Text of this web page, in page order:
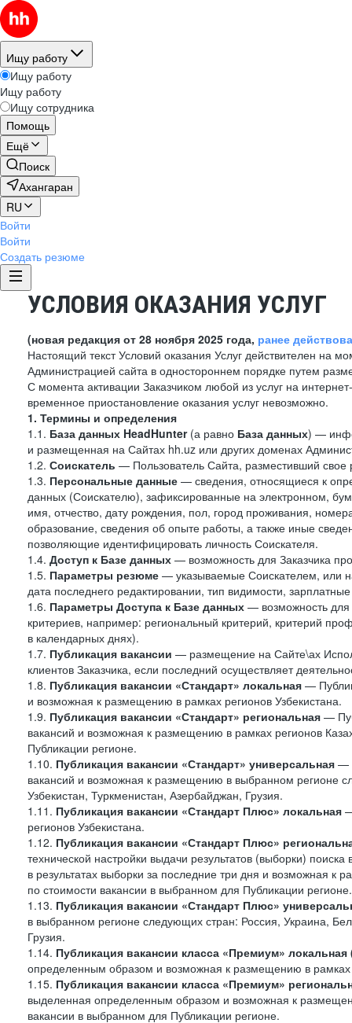
Ищу работу
Ищу работу
Ищу работу
Ищу сотрудника
Помощь
Ещё
Поиск
Ахангаран
RU
Войти
Войти
Создать резюме
УСЛОВИЯ ОКАЗАНИЯ УСЛУГ
(новая редакция от 28 ноября 2025 года, ранее
Настоящий текст Условий оказания Услуг действителен на
Администрацией сайта в одностороннем порядке путем
С момента активации Заказчиком любой из услуг на
временное приостановление оказания услуг невозможно.
1. Термины и определения
1.1. База данных HeadHunter(а равно База данных) —
и размещенная на Сайтах hh.uz или других доменах
1.2. Соискатель — Пользователь Сайта, разместивший
1.3. Персональные данные — сведения, относящиеся к
данных (Соискателю), зафиксированные на электронном,
имя, отчество, дату рождения, пол, город проживания,
образование, сведения об опыте работы, а также иные
позволяющие идентифицировать личность Соискателя.
1.4. Доступ к Базе данных — возможность для Заказчика
1.5. Параметры резюме — указываемые Соискателем, или
дата последнего редактировании, тип видимости,
1.6. Параметры Доступа к Базе данных — возможность
критериев, например: региональный критерий, критерий
в календарных днях).
1.7. Публикация вакансии — размещение на Сайте\ах
клиентов Заказчика, если последний осуществляет
1.8. Публикация вакансии «Стандарт» локальная —
и возможная к размещению в рамках регионов Узбекистана.
1.9. Публикация вакансии «Стандарт» региональная —
вакансий и возможная к размещению в рамках регионов
Публикации регионе.
1.10. Публикация вакансии «Стандарт» универсальная —
вакансий и возможная к размещению в выбранном регионе
Узбекистан, Туркменистан, Азербайджан, Грузия.
1.11. Публикация вакансии «Стандарт Плюс» локальная
регионов Узбекистана.
1.12. Публикация вакансии «Стандарт Плюс»
технической настройки выдачи результатов (выборки)
в результатах выборки за последние три дня и возможная к
по стоимости вакансии в выбранном для Публикации регионе.
1.13. Публикация вакансии «Стандарт Плюс»
в выбранном регионе следующих стран: Россия, Украина,
Грузия.
1.14. Публикация вакансии класса «Премиум»
определенным образом и возможная к размещению в рамках
1.15. Публикация вакансии класса «Премиум»
выделенная определенным образом и возможная к
вакансии в выбранном для Публикации регионе.